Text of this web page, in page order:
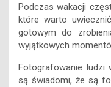
Podczas wakacji
które warto
gotowym do
wyjątkowych
Fotografowanie ludzi
są świadomi, że są